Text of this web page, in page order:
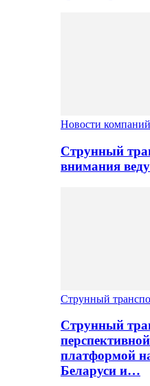
Новости компаний
Струнный
внимания
Струнный
Струнный
платформой
Беларуси и…